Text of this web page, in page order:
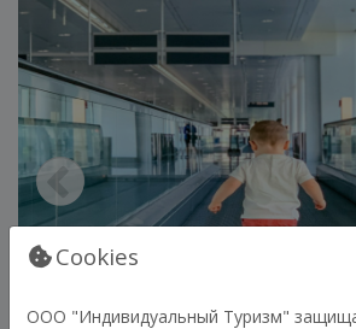
Cookies
ООО "Индивидуальный Туризм"